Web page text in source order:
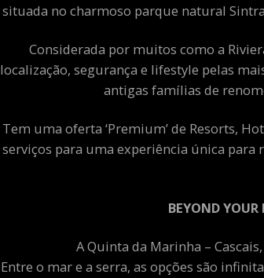
situada no charmoso parque natural
Considerada por muitos como a
localização, segurança e lifestyle pelas
antigas famílias de
Tem uma oferta ‘Premium’ de Resorts,
serviços para uma experiência única para
BEYOND
A Quinta da Marinha –
Entre o mar e a serra, as opções são